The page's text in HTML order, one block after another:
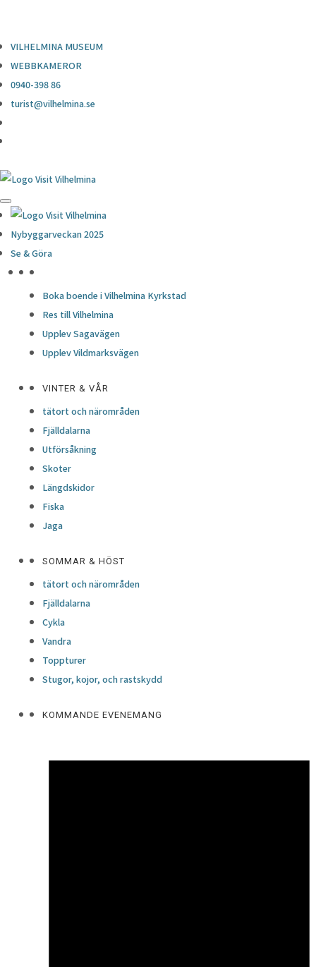
VILHELMINA MUSEUM
WEBBKAMEROR
0940-398 86
turist@vilhelmina.se
Nybyggarveckan 2025
Se & Göra
Boka boende i Vilhelmina Kyrkstad
Res till Vilhelmina
Upplev Sagavägen
Upplev Vildmarksvägen
VINTER & VÅR
tätort och närområden
Fjälldalarna
Utförsåkning
Skoter
Längdskidor
Fiska
Jaga
SOMMAR & HÖST
tätort och närområden
Fjälldalarna
Cykla
Vandra
Toppturer
Stugor, kojor, och rastskydd
KOMMANDE EVENEMANG